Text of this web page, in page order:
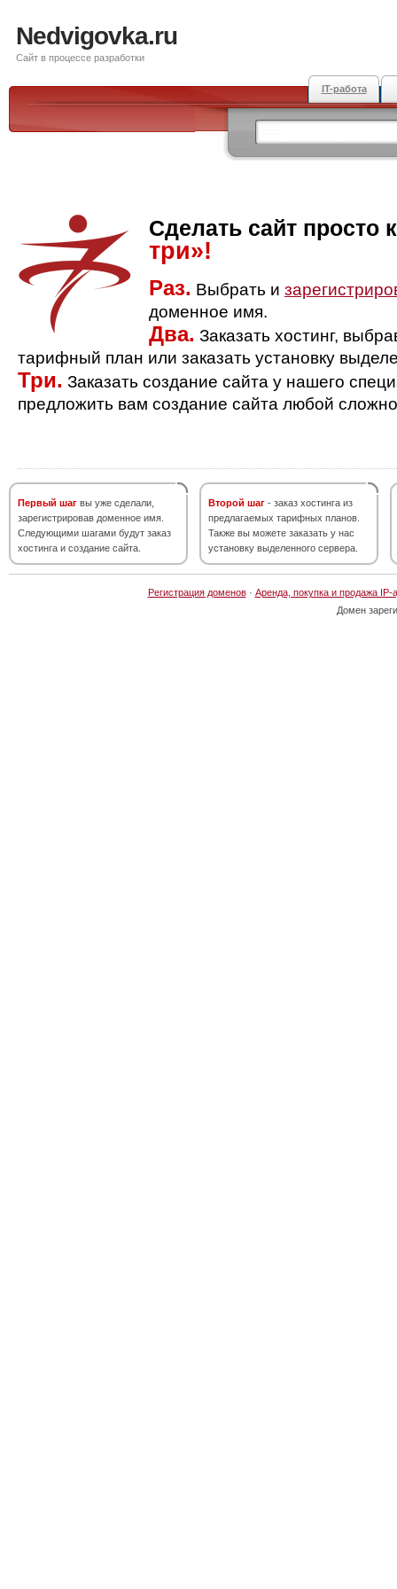
Nedvigovka.ru
Сайт в процессе разработки
IT-работа
Сделать сайт просто
три»!
Раз. Выбрать и
доменное имя.
Два. Заказать хостинг,
тарифный план или заказать установку
Три. Заказать создание сайта у нашего
предложить вам создание сайта любой
Первый шаг вы уже сделали,
зарегистрировав доменное имя.
Следующими шагами будут заказ
хостинга и создание сайта.
Второй шаг - заказ хостинга из
предлагаемых тарифных планов.
Также вы можете заказать у нас
установку выделенного сервера.
Регистрация доменов· Аренда, покупка и продажа IP-
Домен